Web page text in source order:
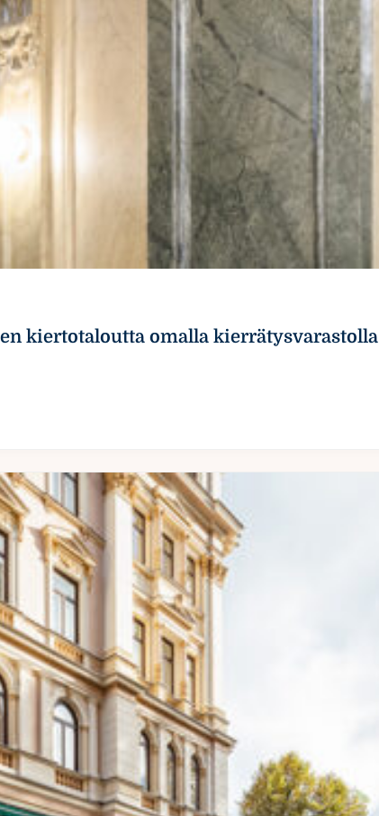
kiertotaloutta omalla kierrätysvarastolla